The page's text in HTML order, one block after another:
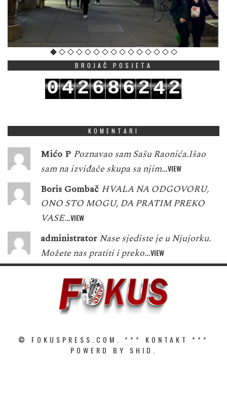
BROJAČ POSJETA
042686242
KOMENTARI
Mićo P Poznavao sam Sašu Raonića.Išao
sam na izviđače skupa sa njim…VIEW
Boris Gombač HVALA NA ODGOVORU,
ONO STO MOGU, DA PRATIM PREKO
VASE…VIEW
administrator Nase sjediste je u Njujorku.
Možete nas pratiti i preko…VIEW
© FOKUSPRESS.COM. *** KONTAKT
***
POWERD BY SHID.